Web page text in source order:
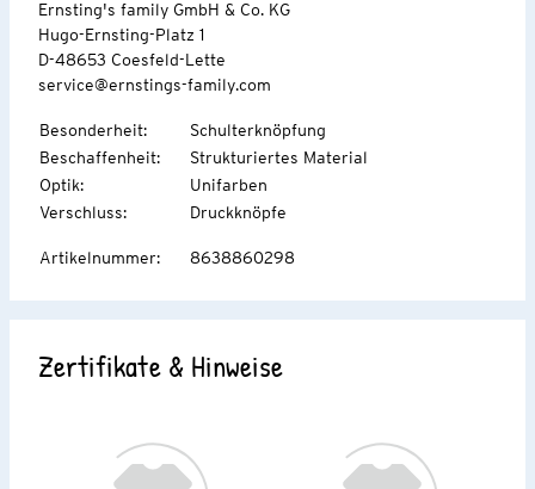
Ernsting's family GmbH & Co. KG
Hugo-Ernsting-Platz 1
D-48653 Coesfeld-Lette
service@ernstings-family.com
Besonderheit:
Schulterknöpfung
Beschaffenheit:
Strukturiertes Material
Optik:
Unifarben
Verschluss: Druckknöpfe
Artikelnummer: 8638860298
Zertifikate & Hinweise